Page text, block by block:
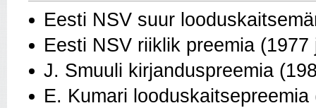
Eesti NSV suur
Eesti NSV riiklik preemia (1977
J. Smuuli kirjanduspreemia
E. Kumari loodus­kaitsepreemia